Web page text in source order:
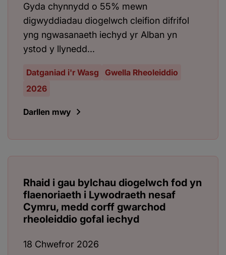
Gyda chynnydd o 55% mewn
digwyddiadau diogelwch cleifion difrifol
yng ngwasanaeth iechyd yr Alban yn
ystod y llynedd...
Datganiad i'r Wasg
Gwella Rheoleiddio
2026
Darllen mwy
Rhaid i gau bylchau diogelwch fod yn
flaenoriaeth i Lywodraeth nesaf
Cymru, medd corff gwarchod
rheoleiddio gofal iechyd
18 Chwefror 2026